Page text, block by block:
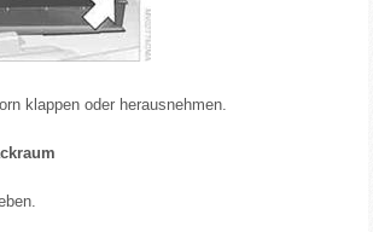
klappen oder herausnehmen.